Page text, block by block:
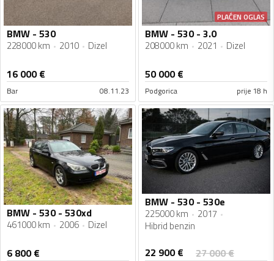
BMW - 530
228000 km 2010 Dizel
16 000€
Bar 08.11.23
PLAĆEN OGLAS
BMW - 530 - 3.0
208000 km 2021 Dizel
50 000€
Podgorica prije 18 h
BMW - 530 - 530xd
461000 km 2006 Dizel
6 800€
BMW - 530 - 530e
225000 km
2017
Hibrid benzin
22 900€ 27 000€